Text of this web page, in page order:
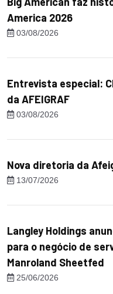
America 2026
03/08/2026
Entrevista especial:
da AFEIGRAF
03/08/2026
Nova diretoria da
13/07/2026
Langley Holdings
para o negócio de
Manroland Sheetfed
25/06/2026